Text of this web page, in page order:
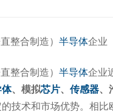
整合制造） 半导体企业
整合制造） 半导体企业
、模拟芯片、 传感器、
技术和市场优势。相比